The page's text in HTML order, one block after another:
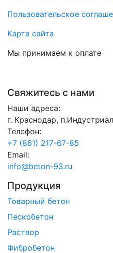
Пользовательское
Карта сайта
Мы принимаем к оплате
Свяжитесь с нами
Наши адреса:
г. Краснодар,
Телефон:
+7 (861) 217-67-85
Email:
info@beton-93.ru
Продукция
Товарный бетон
Пескобетон
Раствор
Фибробетон